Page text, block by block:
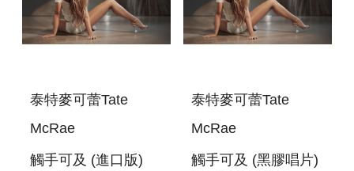
泰特麥可蕾Tate
McRae
觸手可及 (進口版)
泰特麥可蕾Tate
McRae
觸手可及 (黑膠唱片)